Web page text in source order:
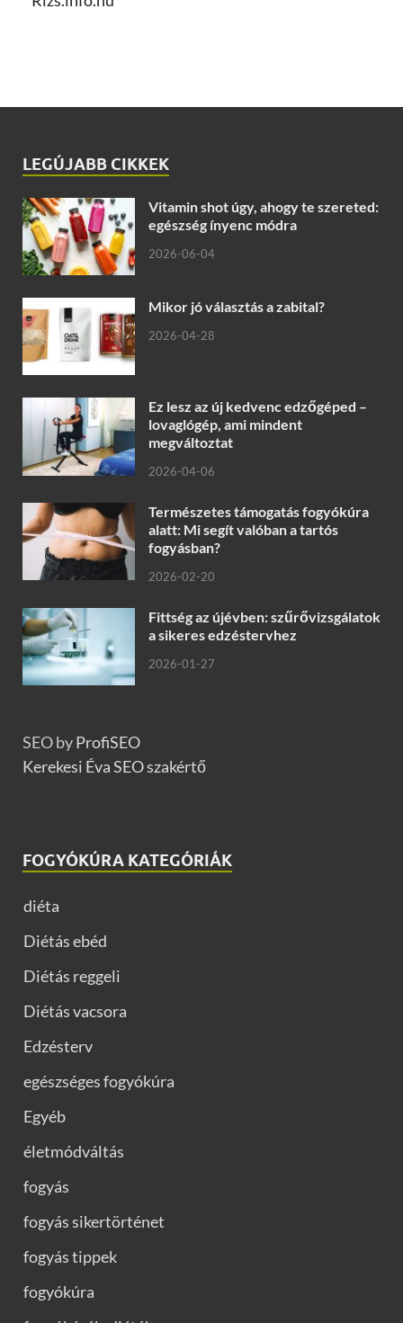
LEGÚJABB CIKKEK
Vitamin shot úgy, ahogy te szereted:
egészség ínyenc módra
2026-06-04
Mikor jó választás a zabital?
2026-04-28
Ez lesz az új kedvenc edzőgéped –
lovaglógép, ami mindent
megváltoztat
2026-04-06
Természetes támogatás fogyókúra
alatt: Mi segít valóban a tartós
fogyásban?
2026-02-20
Fittség az újévben: szűrővizsgálatok
a sikeres edzéstervhez
2026-01-27
SEO byProfiSEO
Kerekesi Éva SEO szakértő
FOGYÓKÚRA KATEGÓRIÁK
diéta
Diétás ebéd
Diétás reggeli
Diétás vacsora
Edzésterv
egészséges fogyókúra
Egyéb
életmódváltás
fogyás
fogyás sikertörténet
fogyás tippek
fogyókúra